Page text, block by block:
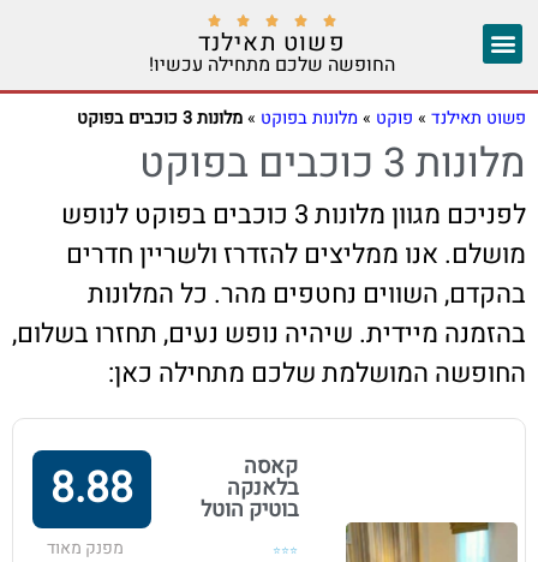





פשוט תאילנד
החופשה שלכם מתחילה עכשיו!
פשוט תאילנד » פוקט » מלונות בפוקט »מלונות 3 כוכבים בפוקט
מלונות 3 כוכבים בפוקט
לפניכם מגוון מלונות 3 כוכבים בפוקט לנופש
מושלם. אנו ממליצים להזדרז ולשריין חדרים
בהקדם, השווים נחטפים מהר. כל המלונות
בהזמנה מיידית. שיהיה נופש נעים, תחזרו בשלום,
החופשה המושלמת שלכם מתחילה כאן:
קאסה
בלאנקה
בוטיק הוטל
⭐⭐⭐
8.88
מפנק מאוד